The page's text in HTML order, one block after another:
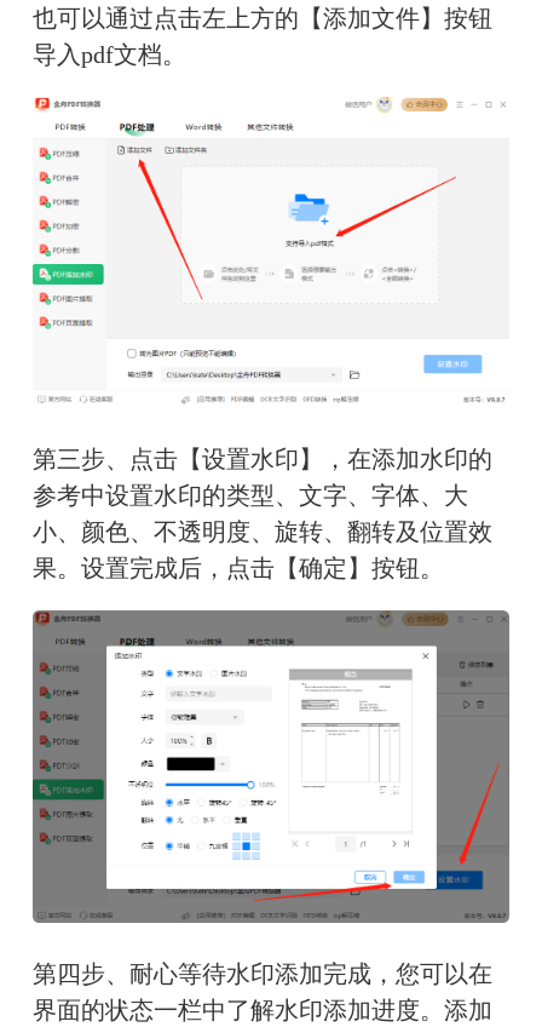
也可以通过点击左上方的【添加文件】按钮
导入pdf文档。
第三步、点击【设置水印】，在添加水印的
参考中设置水印的类型、文字、字体、大
小、颜色、不透明度、旋转、翻转及位置效
果。设置完成后，点击【确定】按钮。
第四步、耐心等待水印添加完成，您可以在
界面的状态一栏中了解水印添加进度。添加